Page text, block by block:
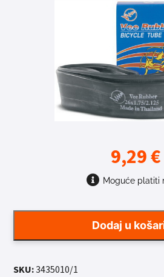
9,29€
Moguće platiti
Dodaj u
SKU:3435010/1